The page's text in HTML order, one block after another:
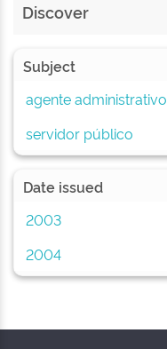
Discover
Subject
agente administrativo
servidor público
Date issued
2003
2004